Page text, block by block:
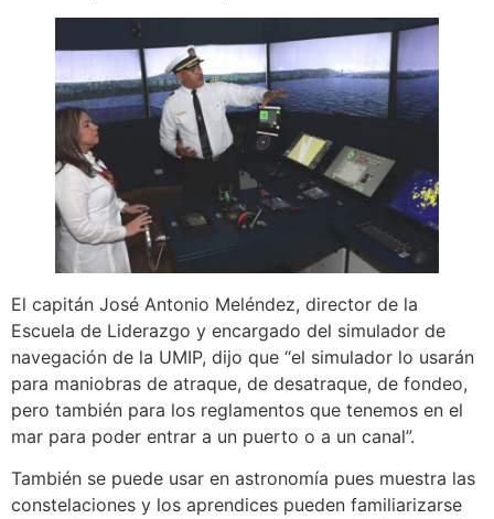
El capitán José Antonio Meléndez, director de la
Escuela de Liderazgo y encargado del simulador de
navegación de la UMIP, dijo que “el simulador lo usarán
para maniobras de atraque, de desatraque, de fondeo,
pero también para los reglamentos que tenemos en el
mar para poder entrar a un puerto o a un canal”.
También se puede usar en astronomía pues muestra las
constelaciones y los aprendices pueden familiarizarse